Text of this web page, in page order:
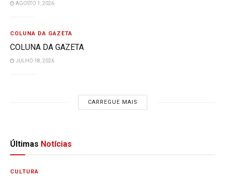
AGOSTO 1, 2026
COLUNA DA GAZETA
COLUNA DA GAZETA
JULHO 18, 2026
CARREGUE MAIS
Últimas Notícias
CULTURA